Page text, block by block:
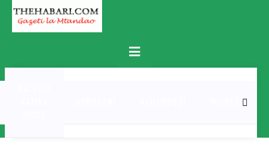
Skip
content
Primary
Menu
MICHEZO